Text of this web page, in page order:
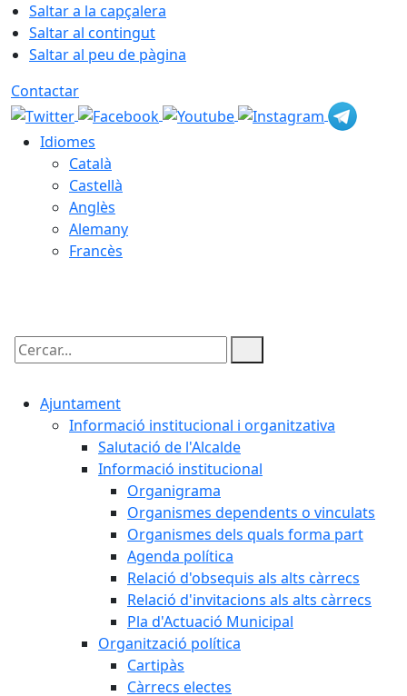
Saltar a la capçalera
Saltar al contingut
Saltar al peu de pàgina
Contactar
Idiomes
Català
Castellà
Anglès
Alemany
Francès
Cercar:
Ajuntament
Informació institucional i organitzativa
Salutació de l'Alcalde
Informació institucional
Organigrama
Organismes dependents o vinculats
Organismes dels quals forma part
Agenda política
Relació d'obsequis als alts càrrecs
Relació d'invitacions als alts càrrecs
Pla d'Actuació Municipal
Organització política
Cartipàs
Càrrecs electes